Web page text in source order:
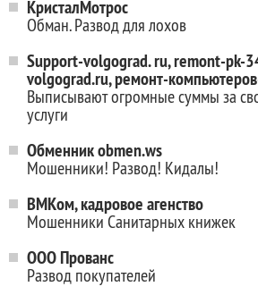
КристалМотрос
Обман. Развод для лохов
Support-volgograd. ru, remont-pk-
volgograd.ru, ремонт-
Выписывают огромные суммы за
услуги
Обменник obmen.ws
Мошенники! Развод! Кидалы!
ВМКом, кадровое агенство
Мошенники Санитарных книжек
ООО Прованс
Развод покупателей